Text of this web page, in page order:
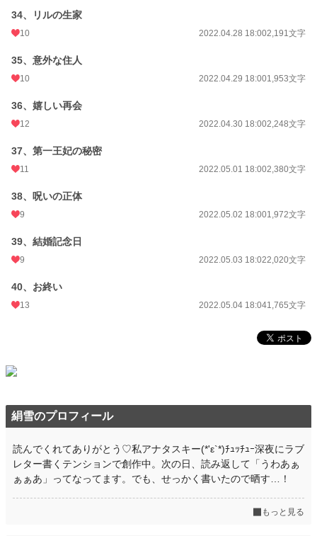
34、リルの生家
10 2022.04.28 18:002,191文字
35、意外な住人
10 2022.04.29 18:001,953文字
36、嬉しい再会
12 2022.04.30 18:002,248文字
37、第一王妃の秘密
11 2022.05.01 18:002,380文字
38、呪いの正体
9 2022.05.02 18:001,972文字
39、結婚記念日
9 2022.05.03 18:022,020文字
40、お終い
13 2022.05.04 18:041,765文字
絹雪のプロフィール
読んでくれてありがとう♡私アナタスキー(*'ε`*)ﾁｭｯﾁｭｰ深夜にラブ
レター書くテンションで創作中。次の日、読み返して「うわあぁ
ぁぁあ」ってなってます。でも、せっかく書いたので晒す…！
もっと見る